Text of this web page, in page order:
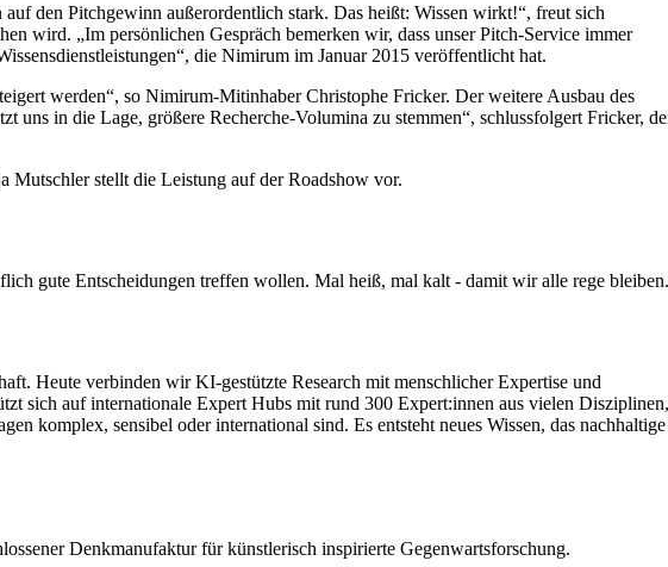
den Pitchgewinn außerordentlich stark. Das heißt: Wissen wirkt!“, freut sich
wird. „Im persönlichen Gespräch bemerken wir, dass unser Pitch-Service immer
die Nimirum im Januar 2015 veröffentlicht hat.
werden“, so Nimirum-Mitinhaber Christophe Fricker. Der weitere Ausbau des
uns in die Lage, größere Recherche-Volumina zu stemmen“, schlussfolgert Fricker,
Mutschler stellt die Leistung auf der Roadshow vor.
gute Entscheidungen treffen wollen. Mal heiß, mal kalt - damit wir alle rege bleiben.
Heute verbinden wir KI‑gestützte Research mit menschlicher Expertise und
sich auf internationale Expert Hubs mit rund 300 Expert:innen aus vielen Disziplinen,
komplex, sensibel oder international sind. Es entsteht neues Wissen, das nachhaltige
Denkmanufaktur für künstlerisch inspirierte Gegenwartsforschung.